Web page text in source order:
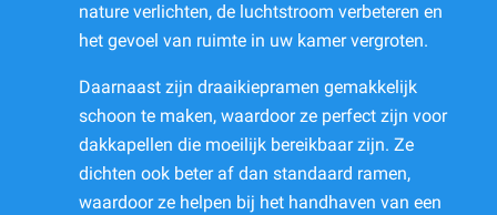
nature verlichten, de luchtstroom verbeteren en
het gevoel van ruimte in uw kamer vergroten.
Daarnaast zijn draaikiepramen gemakkelijk
schoon te maken, waardoor ze perfect zijn voor
dakkapellen die moeilijk bereikbaar zijn. Ze
dichten ook beter af dan standaard ramen,
waardoor ze helpen bij het handhaven van een